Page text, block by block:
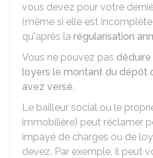
vous devez pour votre
(même si elle est
qu'après la régularisation
Vous ne pouvez pas
loyers le montant du dépôt
avez versé.
Le bailleur social ou le
immobilière) peut réclamer
impayé de charges ou de
devez. Par exemple, il peut